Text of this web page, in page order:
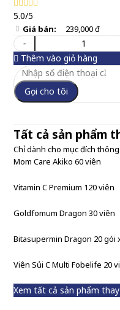
5.0/5
Giá bán: 239,000 đ
-
Thêm vào giỏ hàng
Gọi cho tôi
Tất cả sản phẩm
Chỉ dành cho mục đích
Mom Care Akiko 60 viên
Vitamin C Premium 120 viên
Goldfomum Dragon 30 viên
Bitasupermin Dragon 20 gói
Viên Sủi C Multi Fobelife 20
Xem tất cả sản phẩm